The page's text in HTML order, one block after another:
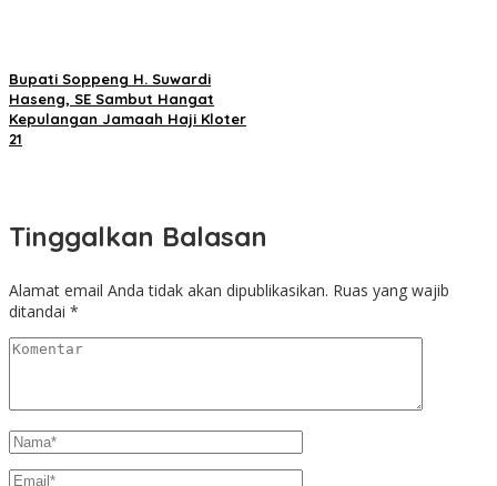
Bupati Soppeng H. Suwardi
Haseng, SE Sambut Hangat
Kepulangan Jamaah Haji Kloter
21
Tinggalkan Balasan
Alamat email Anda tidak akan dipublikasikan. Ruas yang wajib
ditandai *